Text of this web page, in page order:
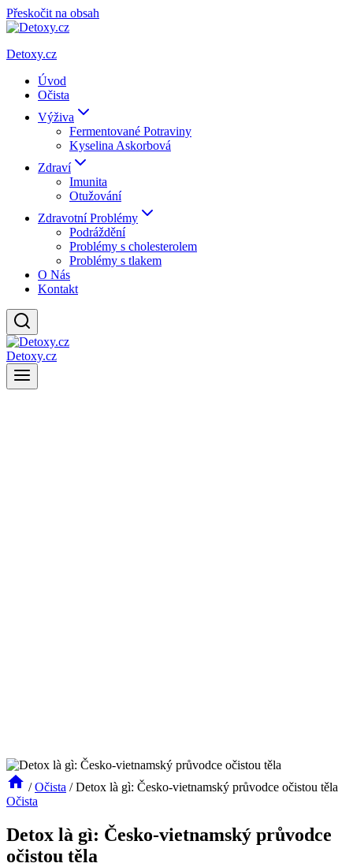
Přeskočit na obsah
Detoxy.cz
Úvod
Očista
Výživa
Fermentované Potraviny
Kyselina Askorbová
Zdraví
Imunita
Otužování
Zdravotní Problémy
Podráždění
Problémy s cholesterolem
Problémy s tlakem
O Nás
Kontakt
Detoxy.cz
/ Očista / Detox là gì: Česko-vietnamský průvodce očistou těla
Očista
Detox là gì: Česko-vietnamský průvodce
očistou těla